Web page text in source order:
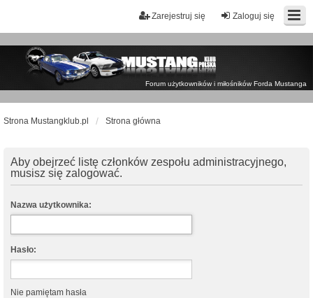
Zaloguj się
Zarejestruj się
Forum użytkowników i miłośników Forda Mustanga
Strona Mustangklub.pl Strona główna
Aby obejrzeć listę członków zespołu administracyjnego,
musisz się zalogować.
Nazwa użytkownika:
Hasło:
Nie pamiętam hasła